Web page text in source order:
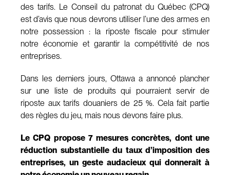
des tarifs. Le Conseil du patronat du Québec (CPQ)
est d’avis que nous devrons utiliser l’une des armes en
notre possession : la riposte fiscale pour stimuler
notre économie et garantir la compétitivité de nos
entreprises.
Dans les derniers jours, Ottawa a annoncé plancher
sur une liste de produits qui pourraient servir de
riposte aux tarifs douaniers de 25 %. Cela fait partie
des règles du jeu, mais nous devons faire plus.
Le CPQ propose 7 mesures concrètes, dont une
réduction substantielle du taux d’imposition des
entreprises, un geste audacieux qui donnerait à